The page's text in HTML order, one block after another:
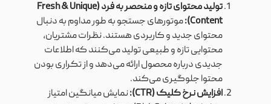
تولید محتوای تازه و منحصر به فرد (Fresh & Unique
Content): موتورهای جستجو به طور مداوم به دنبال
محتوای جدید و کاربردی هستند. نظرات مشتریان،
محتوایی تازه و طبیعی تولید می‌کنند که اطلاعات
جدیدی درباره محصول ارائه می‌دهد و از تکراری بودن
محتوا جلوگیری می‌کند.
افزایش نرخ کلیک (CTR):
نمایش میانگین امتیاز